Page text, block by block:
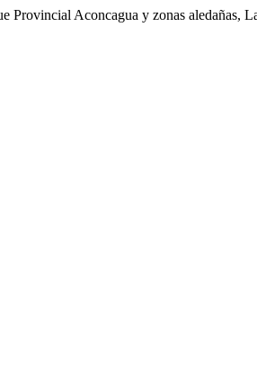
Provincial Aconcagua y zonas aledañas,